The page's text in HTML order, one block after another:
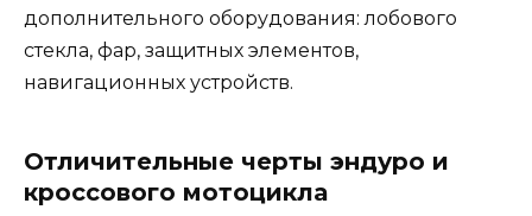
дополнительного оборудования: лобового
стекла, фар, защитных элементов,
навигационных устройств.
Отличительные черты эндуро и
кроссового мотоцикла